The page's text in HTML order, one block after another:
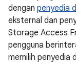
dengan penyedia
eksternal dan
Storage Access
pengguna
memilih penyedia